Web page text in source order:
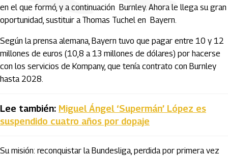
en el que formó, y a continuación Burnley. Ahora le llega su gran
oportunidad, sustituir a Thomas Tuchel en Bayern.
Según la prensa alemana, Bayern tuvo que pagar entre 10 y 12
millones de euros (10,8 a 13 millones de dólares) por hacerse
con los servicios de Kompany, que tenía contrato con Burnley
hasta 2028.
Lee también: Miguel Ángel ‘Supermán’ López es
suspendido cuatro años por dopaje
Su misión: reconquistar la Bundesliga, perdida por primera vez